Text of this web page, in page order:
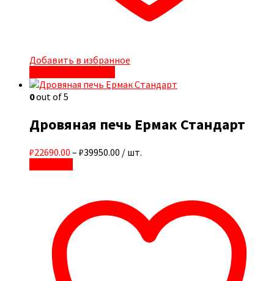
Добавить в избранное
0out of 5
Дровяная печь Ермак Стандарт
₽22690.00 – ₽39950.00 / шт.